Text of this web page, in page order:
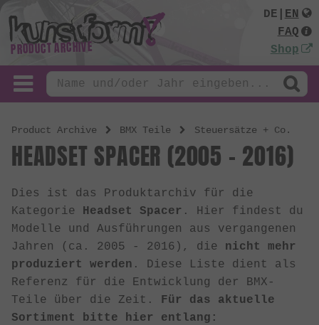
PRODUCT ARCHIVE
DE
EN
FAQ
Shop
Product Archive BMX Teile Steuersätze + Co.
HEADSET SPACER (2005 - 2016)
Dies ist das Produktarchiv für die
Kategorie Headset Spacer . Hier findest du
Modelle und Ausführungen aus vergangenen
Jahren (ca. 2005 - 2016), die nicht mehr
produziert werden . Diese Liste dient als
Referenz für die Entwicklung der BMX-
Teile über die Zeit. Für das aktuelle
Sortiment bitte hier entlang: